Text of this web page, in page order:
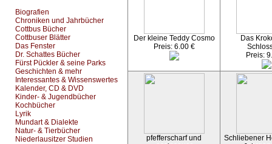
Biografien
Chroniken und Jahrbücher
Cottbus Bücher
Cottbuser Blätter
Das Fenster
Dr. Schattes Bücher
Fürst Pückler & seine Parks
Geschichten & mehr
Interessantes & Wissenswertes
Kalender, CD & DVD
Kinder- & Jugendbücher
Kochbücher
Lyrik
Mundart & Dialekte
Natur- & Tierbücher
Niederlausitzer Studien
Der kleine Teddy Cosmo
Preis: 6.00 €
Das
Preis:
pfefferscharf und
Schliebener